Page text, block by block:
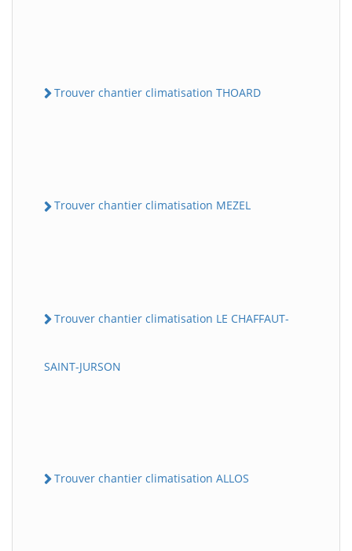
Trouver chantier climatisation THOARD
Trouver chantier climatisation MEZEL
Trouver chantier climatisation LE CHAFFAUT-
SAINT-JURSON
Trouver chantier climatisation ALLOS